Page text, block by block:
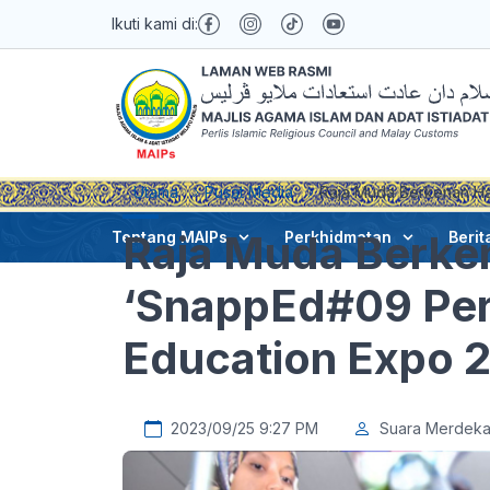
Ikuti kami di:
Tentang MAIPs Perkhidmatan
Utama Pusat Media Raja Muda Berkenan
Raja Muda
‘SnappEd#09
Education Expo
2023/09/25 9:27 PM Suara Merdeka